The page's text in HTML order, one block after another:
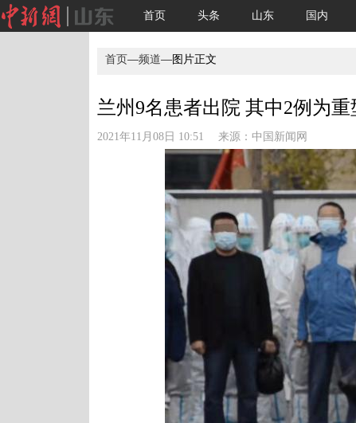
首页 头条 山东 国内
首页—频道—图片正文
兰州9名患者出院 其中2例为
2021年11月08日 10:51 来源： 中国新闻网